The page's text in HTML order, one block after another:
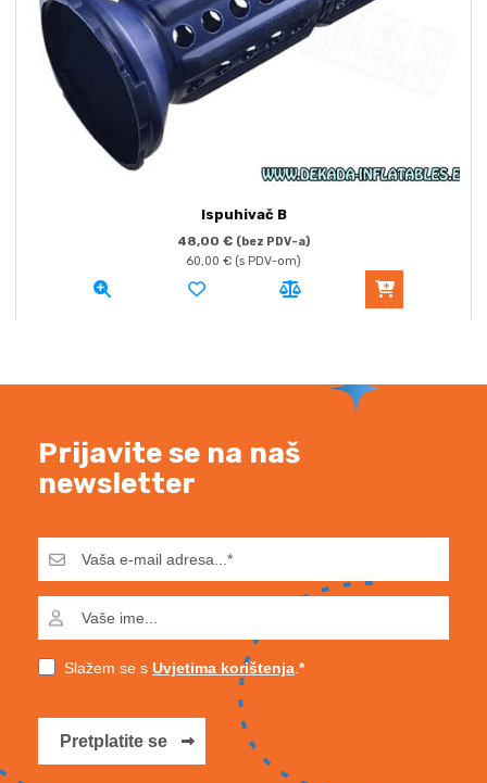
Ispuhivač B
48,00 € (bez PDV-a)
60,00 € (s PDV-om)
Prijavite se na naš
newsletter
Slažem se s Uvjetima korištenja
Pretplatite se